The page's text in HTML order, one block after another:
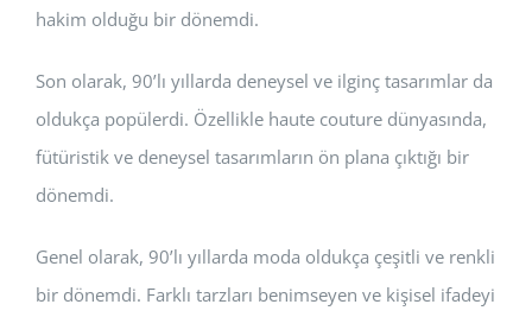
hakim olduğu bir dönemdi.
Son olarak, 90’lı yıllarda deneysel ve ilginç tasarımlar da
oldukça popülerdi. Özellikle haute couture dünyasında,
fütüristik ve deneysel tasarımların ön plana çıktığı bir
dönemdi.
Genel olarak, 90’lı yıllarda moda oldukça çeşitli ve renkli
bir dönemdi. Farklı tarzları benimseyen ve kişisel ifadeyi